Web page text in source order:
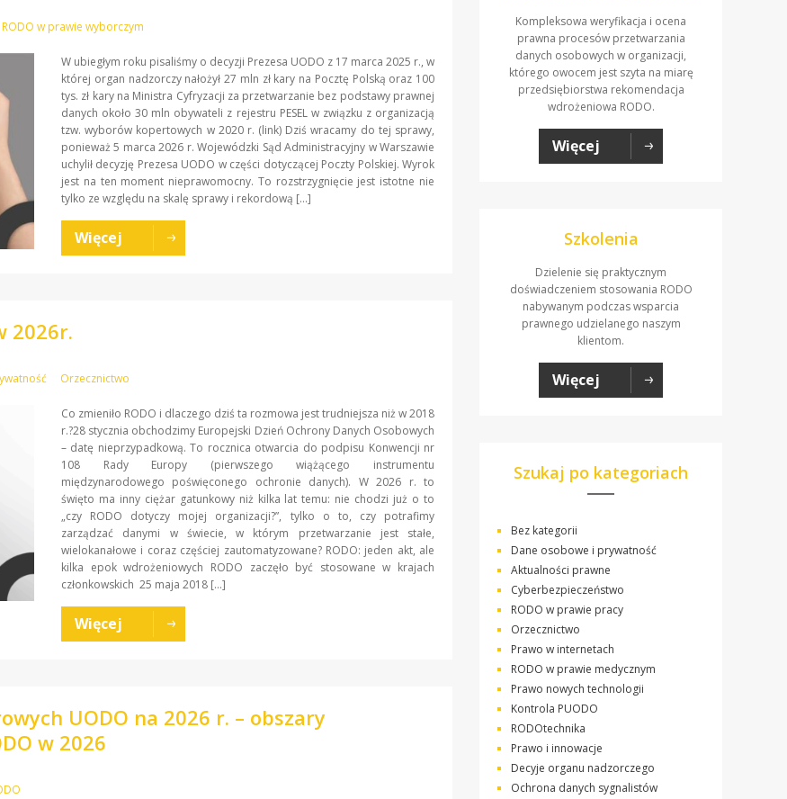
RODO w prawie wyborczym
W ubiegłym roku pisaliśmy o decyzji Prezesa UODO z 17 marca 2025 r., w
której organ nadzorczy nałożył 27 mln zł kary na Pocztę Polską oraz 100
tys. zł kary na Ministra Cyfryzacji za przetwarzanie bez podstawy prawnej
danych około 30 mln obywateli z rejestru PESEL w związku z organizacją
tzw. wyborów kopertowych w 2020 r. (link) Dziś wracamy do tej sprawy,
ponieważ 5 marca 2026 r. Wojewódzki Sąd Administracyjny w Warszawie
uchylił decyzję Prezesa UODO w części dotyczącej Poczty Polskiej. Wyrok
jest na ten moment nieprawomocny. To rozstrzygnięcie jest istotne nie
tylko ze względu na skalę sprawy i rekordową […]
Więcej
2026r.
Orzecznictwo
Co zmieniło RODO i dlaczego dziś ta rozmowa jest trudniejsza niż w 2018
r.?28 stycznia obchodzimy Europejski Dzień Ochrony Danych Osobowych
– datę nieprzypadkową. To rocznica otwarcia do podpisu Konwencji nr
108 Rady Europy (pierwszego wiążącego instrumentu
międzynarodowego poświęconego ochronie danych). W 2026 r. to
święto ma inny ciężar gatunkowy niż kilka lat temu: nie chodzi już o to
„czy RODO dotyczy mojej organizacji?”, tylko o to, czy potrafimy
zarządzać danymi w świecie, w którym przetwarzanie jest stałe,
wielokanałowe i coraz częściej zautomatyzowane? RODO: jeden akt, ale
kilka epok wdrożeniowych RODO zaczęło być stosowane w krajach
członkowskich 25 maja 2018 […]
Więcej
UODO na 2026 r. – obszary
w 2026
Kompleksowa weryfikacja i ocena
prawna procesów przetwarzania
danych osobowych w organizacji,
którego owocem jest szyta na miarę
przedsiębiorstwa rekomendacja
wdrożeniowa RODO.
Więcej
Szkolenia
Dzielenie się praktycznym
doświadczeniem stosowania RODO
nabywanym podczas wsparcia
prawnego udzielanego naszym
klientom.
Więcej
Szukaj po kategoriach
Bez kategorii
Dane osobowe i prywatność
Aktualności prawne
Cyberbezpieczeństwo
RODO w prawie pracy
Orzecznictwo
Prawo w internetach
RODO w prawie medycznym
Prawo nowych technologii
Kontrola PUODO
RODOtechnika
Prawo i innowacje
Decyje organu nadzorczego
Ochrona danych sygnalistów